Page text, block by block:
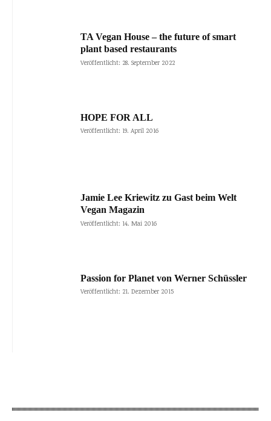
TA Vegan House – the future of smart
plant based restaurants
Veröffentlicht: 28. September 2022
HOPE FOR ALL
Veröffentlicht: 19. April 2016
Jamie Lee Kriewitz zu Gast beim Welt
Vegan Magazin
Veröffentlicht: 14. Mai 2016
Passion for Planet von Werner Schüssler
Veröffentlicht: 21. Dezember 2015